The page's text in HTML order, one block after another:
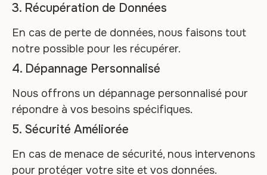
3. Récupération de Données
En cas de perte de données, nous faisons tout
notre possible pour les récupérer.
4. Dépannage Personnalisé
Nous offrons un dépannage personnalisé pour
répondre à vos besoins spécifiques.
5. Sécurité Améliorée
En cas de menace de sécurité, nous intervenons
pour protéger votre site et vos données.